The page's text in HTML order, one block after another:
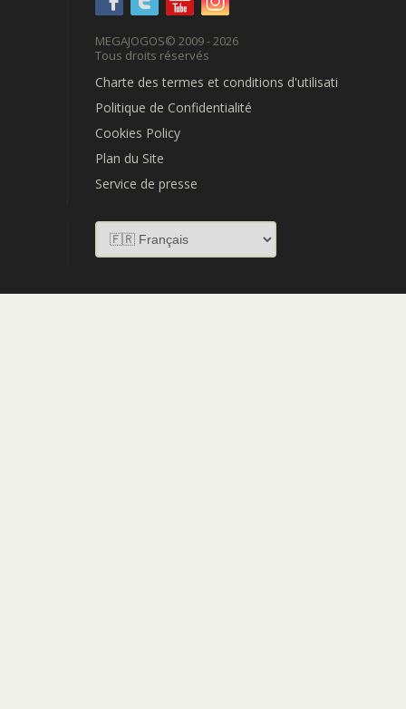
MEGAJOGOS© 2009 - 2026
Tous droits réservés
Charte des termes et conditions d'utilisation
Politique de Confidentialité
Cookies Policy
Plan du Site
Service de presse